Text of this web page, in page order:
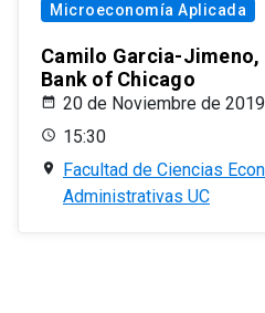
Microeconomía Aplicada
Camilo Garcia-Jimeno,
Bank of Chicago
20 de Noviembre de 2019
15:30
Facultad de Ciencias
Administrativas UC